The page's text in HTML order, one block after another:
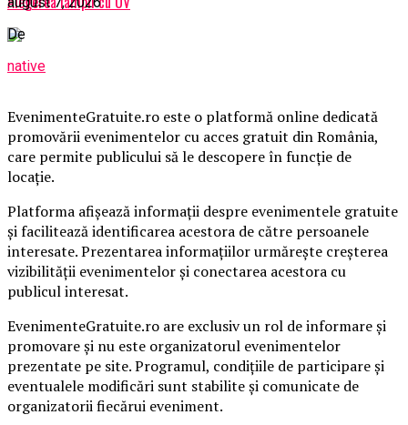
De
native
EvenimenteGratuite.ro este o platformă online dedicată
promovării evenimentelor cu acces gratuit din România,
care permite publicului să le descopere în funcție de
locație.
Platforma afișează informații despre evenimentele gratuite
și facilitează identificarea acestora de către persoanele
interesate. Prezentarea informațiilor urmărește creșterea
vizibilității evenimentelor și conectarea acestora cu
publicul interesat.
EvenimenteGratuite.ro are exclusiv un rol de informare și
promovare și nu este organizatorul evenimentelor
prezentate pe site. Programul, condițiile de participare și
eventualele modificări sunt stabilite și comunicate de
organizatorii fiecărui eveniment.